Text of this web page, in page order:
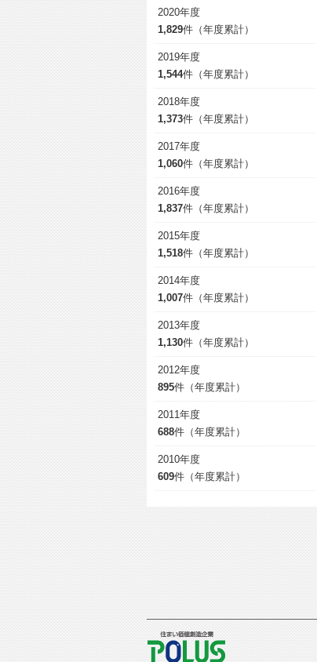
2020年度
1,829件（年度累計）
2019年度
1,544件（年度累計）
2018年度
1,373件（年度累計）
2017年度
1,060件（年度累計）
2016年度
1,837件（年度累計）
2015年度
1,518件（年度累計）
2014年度
1,007件（年度累計）
2013年度
1,130件（年度累計）
2012年度
895件（年度累計）
2011年度
688件（年度累計）
2010年度
609件（年度累計）